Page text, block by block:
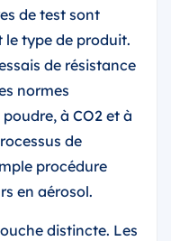
de test sont
le type de produit.
de résistance
normes
à CO2 et à
de
procédure
en aérosol.
distincte. Les